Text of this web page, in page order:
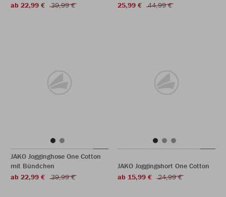
ab 22,99 €
39,99 €
25,99 €
44,99 €
JAKO Jogginghose One Cotton
mit Bündchen
ab 22,99 €
39,99 €
JAKO Joggingshort One Cotton
ab 15,99 €
24,99 €